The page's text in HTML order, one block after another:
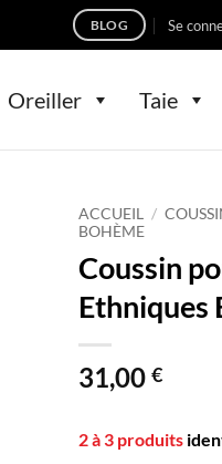
BLOG Se
Oreiller Taie
ACCUEIL /
BOHÈME
Coussin
Ethniques
31,00 €
2 à 3 produits